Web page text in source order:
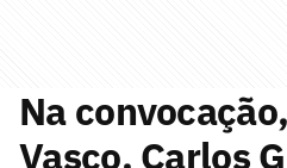
Na
Vasco, Carlos